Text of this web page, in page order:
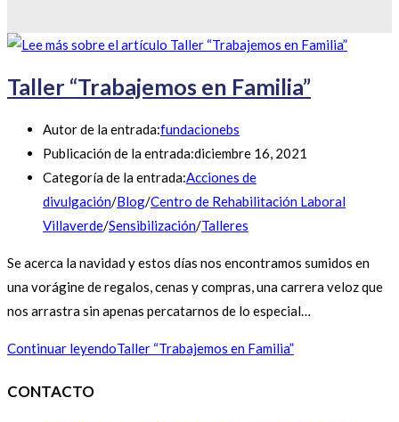
Taller “Trabajemos en Familia”
Autor de la entrada:fundacionebs
Publicación de la entrada:diciembre 16, 2021
Categoría de la entrada:Acciones de
divulgación/Blog/Centro de Rehabilitación Laboral
Villaverde/Sensibilización/Talleres
Se acerca la navidad y estos días nos encontramos sumidos en
una vorágine de regalos, cenas y compras, una carrera veloz que
nos arrastra sin apenas percatarnos de lo especial…
Continuar leyendoTaller “Trabajemos en Familia”
CONTACTO